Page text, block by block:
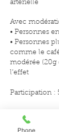
artérielle
Avec
• Personnes
• Personnes
comme le
modérée (20g
l’effet
Participation :
Phone